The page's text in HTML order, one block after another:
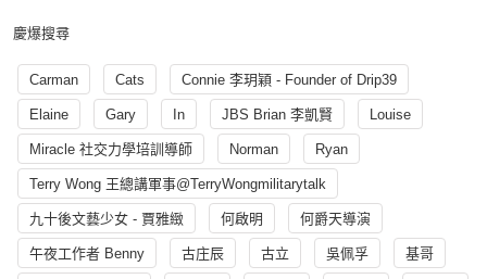
慶爆搜尋
Carman Cats Connie 李玥穎 - Founder of Drip39
Elaine Gary In JBS Brian 李凱賢 Louise
Miracle 社交力學培訓導師 Norman Ryan
Terry Wong 王總講軍事@TerryWongmilitarytalk
九十後文藝少女 - 賈雅緻 何啟明 何爵天導演
午夜工作者 Benny 古庄辰 古立 吳佩孚 基哥